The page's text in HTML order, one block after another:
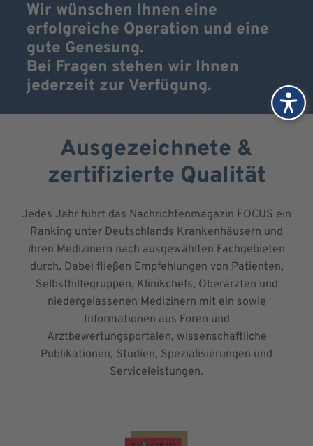
Wir wünschen Ihnen eine
erfolgreiche Operation und eine
gute Genesung.
Bei Fragen stehen wir Ihnen
jederzeit zur Verfügung.
Ausgezeichnete &
zertifizierte Qualität
Jedes Jahr führt das Nachrichtenmagazin FOCUS ein
Ranking unter Deutschlands Krankenhäusern und
ihren Medizinern nach ausgewählten Fachgebieten
durch. Dabei fließen Empfehlungen von Patienten,
Selbsthilfegruppen, Klinikchefs, Oberärzten und
niedergelassenen Medizinern mit ein sowie
Informationen aus Foren und
Arztbewertungsportalen, wissenschaftliche
Publikationen, Studien, Spezialisierungen und
Serviceleistungen.